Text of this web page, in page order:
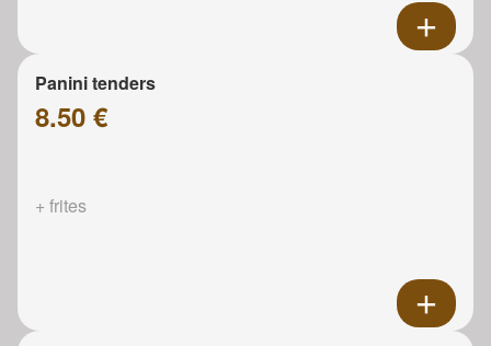
Panini tenders
8.50 €
+ frites